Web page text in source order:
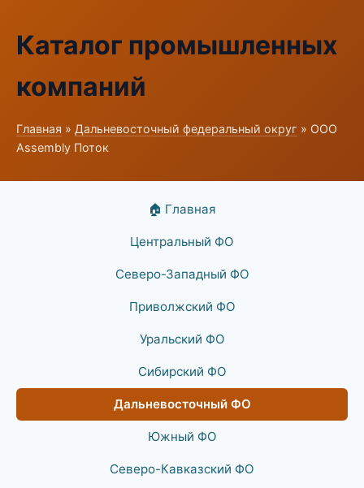
Каталог промышленных
компаний
Главная » Дальневосточный федеральный округ » ООО
Assembly Поток
🏠 Главная
Центральный ФО
Северо-Западный ФО
Приволжский ФО
Уральский ФО
Сибирский ФО
Дальневосточный ФО
Южный ФО
Северо-Кавказский ФО